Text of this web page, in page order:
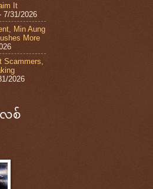
It
7/31/2026
Min Aung
More
Scammers,
2026
လစ်